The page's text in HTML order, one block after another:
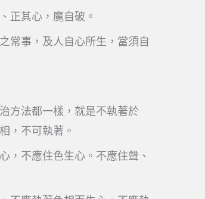
正其心，魔自破。
常事，及人自心所生，當須自
方法都一樣，就是不執著於
，不可執著。
，不應住色生心。不應住聲、